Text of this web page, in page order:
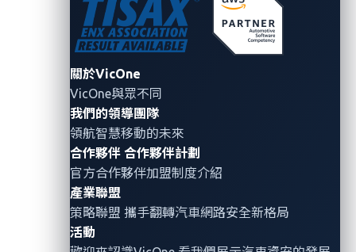
關於VicOne
VicOne與眾不同
我們的領導團隊
領航智慧移動的未來
合作夥伴 合作夥伴計劃
官方合作夥伴加盟制度介紹
產業聯盟
策略聯盟 攜手翻轉汽車網路安全新格局
活動
促進跨產業合
人員與汽車產業利害
關係人之間的策略夥
伴關係，確保每一項
漏洞發現都能轉化為